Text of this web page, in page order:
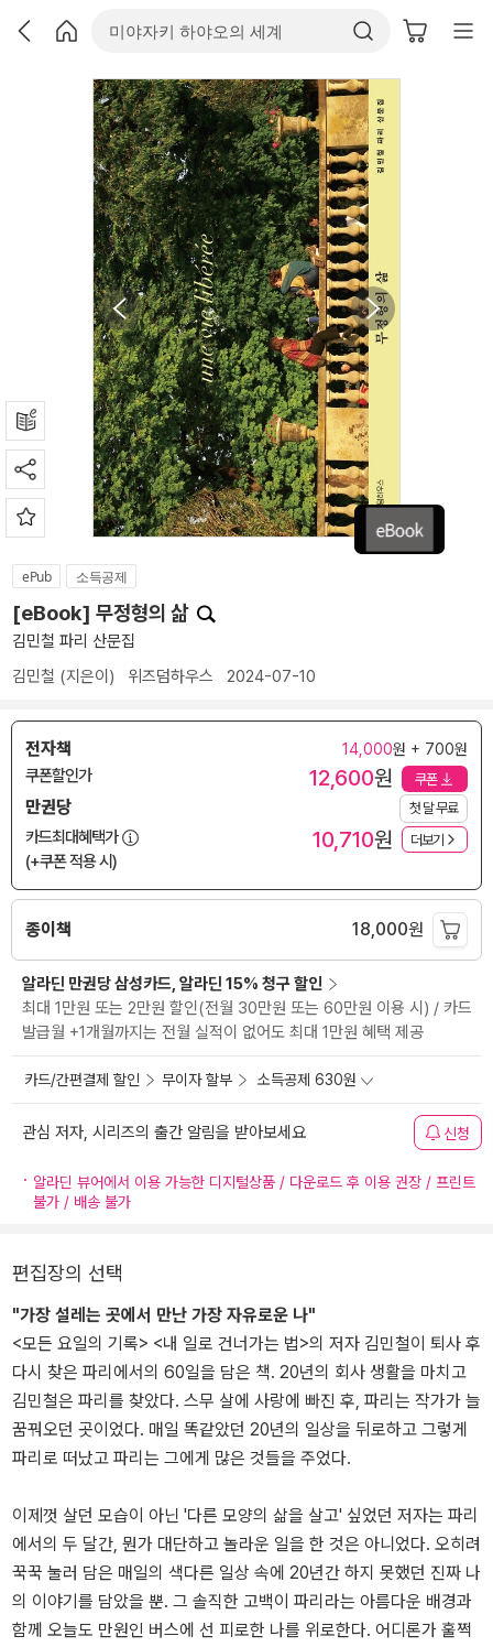
ePub 소득공제
[eBook] 무정형의 삶
김민철 파리 산문집
김민철 (지은이) 위즈덤하우스 2024-07-10
전자책 14,000원 + 700원
쿠폰할인가 12,600원 쿠폰
만권당 첫 달 무료
카드최대혜택가
(+쿠폰 적용 시)
10,710원 더보기
종이책 18,000원
알라딘 만권당 삼성카드, 알라딘 15% 청구 할인
최대 1만원 또는 2만원 할인(전월 30만원 또는 60만원 이용 시) / 카드
발급월 +1개월까지는 전월 실적이 없어도 최대 1만원 혜택 제공
카드/간편결제 할인 무이자 할부 소득공제 630원
관심 저자, 시리즈의 출간 알림을 받아보세요 신청
알라딘 뷰어에서 이용 가능한 디지털상품 / 다운로드 후 이용 권장 / 프린트
불가 / 배송 불가
편집장의 선택
"가장 설레는 곳에서 만난 가장 자유로운 나"
<모든 요일의 기록> <내 일로 건너가는 법>의 저자 김민철이 퇴사 후
다시 찾은 파리에서의 60일을 담은 책. 20년의 회사 생활을 마치고
김민철은 파리를 찾았다. 스무 살에 사랑에 빠진 후, 파리는 작가가 늘
꿈꿔오던 곳이었다. 매일 똑같았던 20년의 일상을 뒤로하고 그렇게
파리로 떠났고 파리는 그에게 많은 것들을 주었다.
이제껏 살던 모습이 아닌 '다른 모양의 삶을 살고' 싶었던 저자는 파리
에서의 두 달간, 뭔가 대단하고 놀라운 일을 한 것은 아니었다. 오히려
꾹꾹 눌러 담은 매일의 색다른 일상 속에 20년간 하지 못했던 진짜 나
의 이야기를 담았을 뿐. 그 솔직한 고백이 파리라는 아름다운 배경과
함께 오늘도 만원인 버스에 선 피로한 나를 위로한다. 어디론가 훌쩍